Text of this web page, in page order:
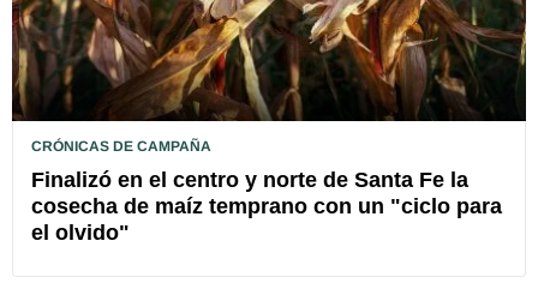
CRÓNICAS DE CAMPAÑA
Finalizó en el centro y norte de Santa Fe la
cosecha de maíz temprano con un "ciclo para
el olvido"